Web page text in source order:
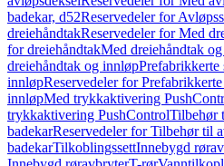
badekar, d52Reservedeler for
dreiehåndtakReservedeler for Med
for dreiehåndtakMed dreiehåndtak
dreiehåndtak og innløpPrefabrikkerte
innløpReservedeler for
innløpMed trykkaktivering
trykkaktivering PushControlTilbehør
badekarReservedeler for Tilbehør til
badekarTilkoblingssettInnebygd